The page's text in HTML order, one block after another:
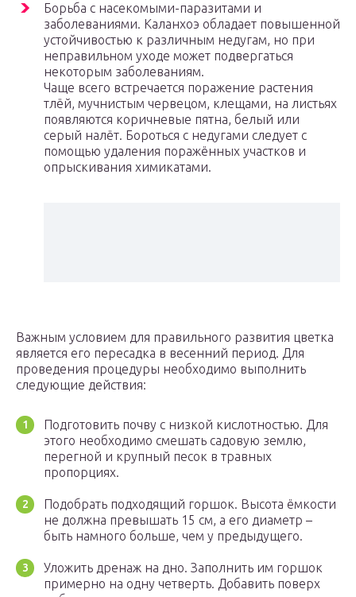
Борьба с насекомыми-паразитами и
заболеваниями. Каланхоэ обладает повышенной
устойчивостью к различным недугам, но при
неправильном уходе может подвергаться
некоторым заболеваниям.
Чаще всего встречается поражение растения
тлёй, мучнистым червецом, клещами, на листьях
появляются коричневые пятна, белый или
серый налёт. Бороться с недугами следует с
помощью удаления поражённых участков и
опрыскивания химикатами.
Важным условием для правильного развития цветка
является его пересадка в весенний период. Для
проведения процедуры необходимо выполнить
следующие действия:
Подготовить почву с низкой кислотностью. Для
этого необходимо смешать садовую землю,
перегной и крупный песок в травных
пропорциях.
Подобрать подходящий горшок. Высота ёмкости
не должна превышать 15 см, а его диаметр –
быть намного больше, чем у предыдущего.
Уложить дренаж на дно. Заполнить им горшок
примерно на одну четверть. Добавить поверх